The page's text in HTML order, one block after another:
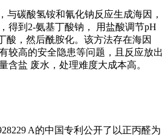
与碳酸氢铵和氰化钠反应生成海因，
得到2-氨基丁酸钠， 用盐酸调节pH
酸，然后酰胺化。该方法存在海因
较高的安全隐患等问题，且反应放出
含盐 废水，处理难度大成本高。
A的中国专利公开了以正丙醛为